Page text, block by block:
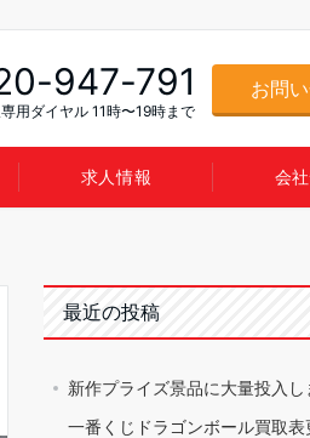
947-791
用ダイヤル 11時〜19時まで
お問
求人情報 会
最近の投稿
新作プライズ景品に大量投入し
一番くじドラゴンボール買取表